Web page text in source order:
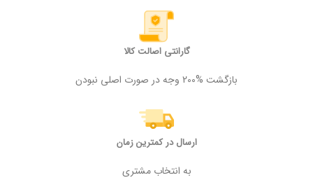
گارانتی اصالت کالا
بازگشت %200 وجه در صورت اصلی نبودن
ارسال در کمترین زمان
به انتخاب مشتری